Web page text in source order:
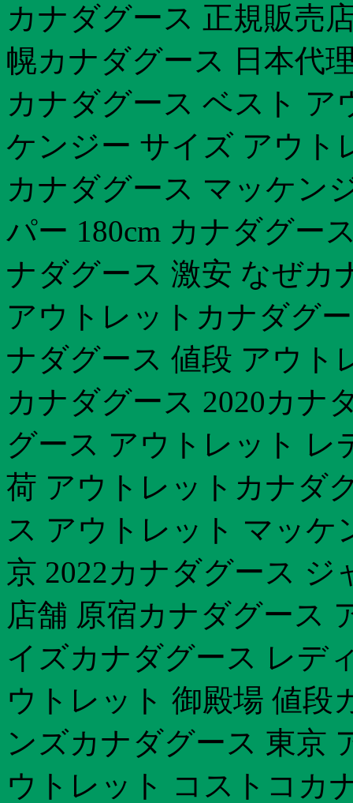
カナダグース 正規販売
幌カナダグース 日本代
カナダグース ベスト
ケンジー サイズ アウト
カナダグース マッケン
パー 180cm カナダグー
ナダグース 激安 なぜカ
アウトレットカナダグ
ナダグース 値段 アウト
カナダグース 2020カナ
グース アウトレット レ
荷 アウトレットカナダ
ス アウトレット マッケ
京 2022カナダグース ジ
店舗 原宿カナダグース
イズカナダグース レデ
ウトレット 御殿場 値段
ンズカナダグース 東京
ウトレット コストコカ